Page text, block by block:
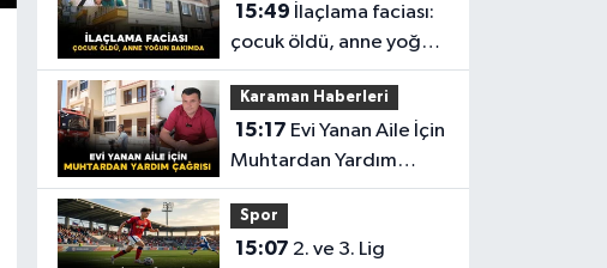
15:49
çocuk öldü, anne yoğun
bakımda
Karaman Haberleri
15:17
Muhtardan Yardım
Çağrısı
Spor
15:07